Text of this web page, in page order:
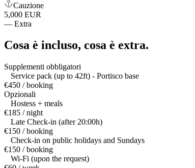
Cauzione
5,000 EUR
— Extra
Cosa è incluso, cosa è extra.
Supplementi obbligatori
Service pack (up to 42ft) - Portisco base
€450 / booking
Opzionali
Hostess + meals
€185 / night
Late Check-in (after 20:00h)
€150 / booking
Check-in on public holidays and Sundays
€150 / booking
Wi-Fi (upon the request)